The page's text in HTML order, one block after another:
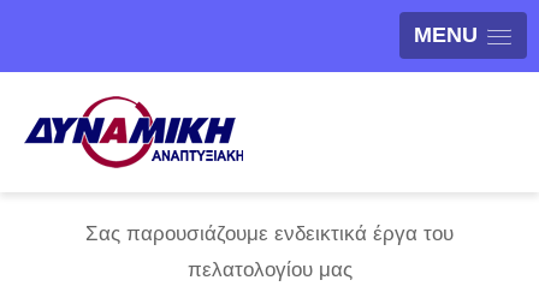
MENU
Σας παρουσιάζουμε ενδεικτικά έργα του
πελατολογίου μας